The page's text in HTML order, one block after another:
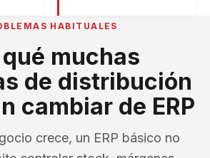
HABITUALES
qué muchas
de distribución
cambiar de ERP
crece, un ERP básico no